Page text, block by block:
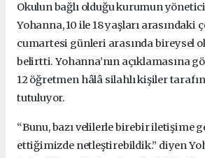
Okulun bağlı olduğu kurumun
Yohanna, 10 ile 18 yaşları arasındaki
cumartesi günleri arasında bireysel
belirtti. Yohanna’nın açıklamasına
12 öğretmen hâlâ silahlı kişiler
tutuluyor.
“Bunu, bazı velilerle birebir iletişime
ettiğimizde netleştirebildik.” diyen